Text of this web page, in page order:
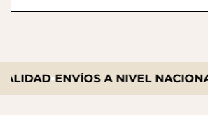
ENVÍOS A NIVEL NACIONAL